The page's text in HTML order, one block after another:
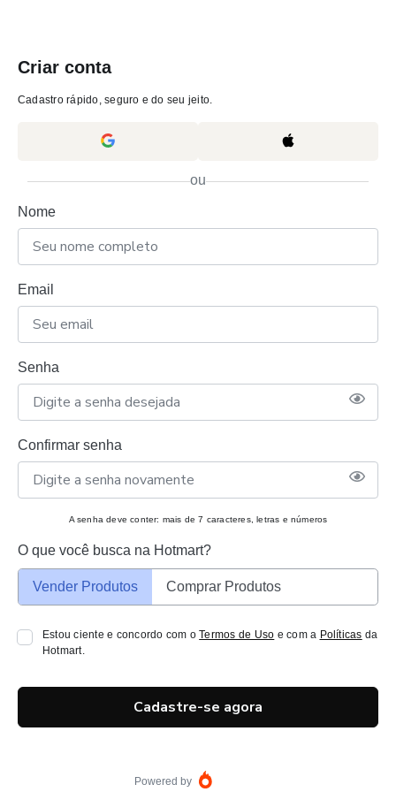
Criar conta
Cadastro rápido, seguro e do seu jeito.
ou
Nome
Email
Senha
Confirmar senha
A senha deve conter: mais de 7 caracteres, letras e números
O que você busca na Hotmart?
Vender Produtos Comprar Produtos
Estou ciente e concordo com oTermos de Uso e com a Políticas da
Hotmart.
Cadastre-se agora
Powered by